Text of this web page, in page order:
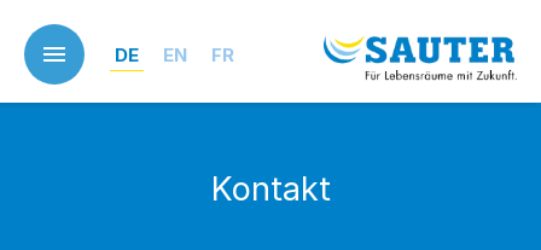
main
content
DE EN FR
Kontakt